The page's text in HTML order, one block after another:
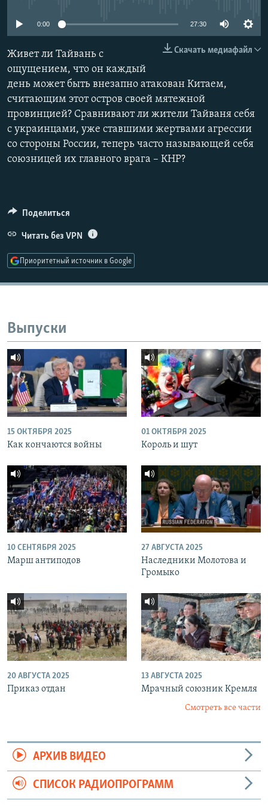
СОЦИАЛЬНЫЕ СЕТИ
Все сайты РСЕ/РС
0:00 27:30
Скачать медиафайл
Живет ли Тайвань с
ощущением, что он каждый
день может быть внезапно атакован Китаем,
считающим этот остров своей мятежной
провинцией? Сравнивают ли жители Тайваня себя
с украинцами, уже ставшими жертвами агрессии
со стороны России, теперь часто называющей себя
союзницей их главного врага – КНР?
Поделиться
Читать без VPN
Приоритетный источник в Google
Выпуски
15 ОКТЯБРЯ 2025
Как кончаются войны
01 ОКТЯБРЯ 2025
Король и шут
10 СЕНТЯБРЯ 2025
Марш антиподов
27 АВГУСТА 2025
Наследники Молотова и
Громыко
20 АВГУСТА 2025
Приказ отдан
13 АВГУСТА 2025
Мрачный союзник Кремля
Смотреть все части
АРХИВ ВИДЕО
СПИСОК РАДИОПРОГРАММ